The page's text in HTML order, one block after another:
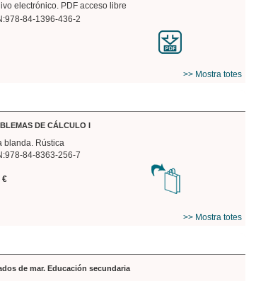
electrónico. PDF acceso libre
84-1396-436-2
>> Mostra totes
DE CÁLCULO I
blanda. Rústica
84-8363-256-7
€
>> Mostra totes
de mar. Educación secundaria